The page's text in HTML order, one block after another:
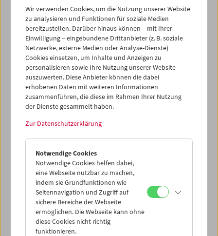
23
25 27
29
30
31 01 02 03 04
iCalender
Programmheft-PDF
English language or subtitles
< Vorherige Woche
Mo 9.3.
Di 10.3.
Mi 11.3.
Do 12.3.
Wir verwenden Cookies, um die Nutzung unserer Website
zu analysieren und Funktionen für soziale Medien
bereitzustellen. Darüber hinaus können – mit Ihrer
Einwilligung – eingebundene Drittanbieter (z. B. soziale
Netzwerke, externe Medien oder Analyse-Dienste)
Cookies einsetzen, um Inhalte und Anzeigen zu
personalisieren sowie Ihre Nutzung unserer Website
auszuwerten. Diese Anbieter können die dabei
erhobenen Daten mit weiteren Informationen
zusammenführen, die diese im Rahmen Ihrer Nutzung
der Dienste gesammelt haben.
Zur Datenschutzerklärung
Notwendige Cookies
Notwendige Cookies helfen dabei,
eine Webseite nutzbar zu machen,
indem sie Grundfunktionen wie
Seitennavigation und Zugriff auf
sichere Bereiche der Webseite
ermöglichen. Die Webseite kann ohne
diese Cookies nicht richtig
funktionieren.